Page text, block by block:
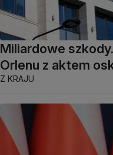
Miliardowe
Orlenu z aktem
Z KRAJU